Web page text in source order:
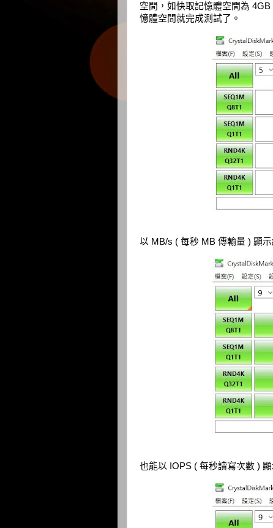
空間，如快取記憶體空間為
憶體空間就完成測試了。
以 MB/s ( 每秒 MB 傳輸量 ) 顯示
也能以 IOPS ( 每秒讀寫次數 ) 顯